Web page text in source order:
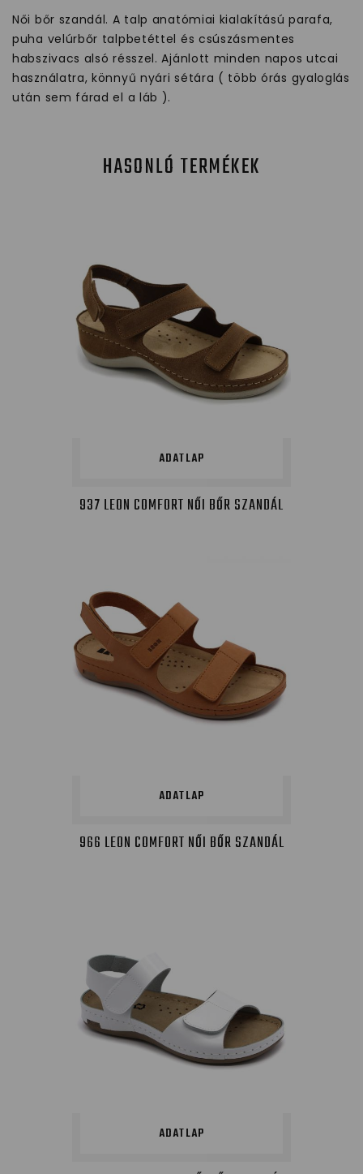
Női bőr szandál. A talp anatómiai kialakítású parafa,
puha velúrbőr talpbetéttel és csúszásmentes
habszivacs alsó résszel. Ajánlott minden napos utcai
használatra, könnyű nyári sétára ( több órás gyaloglás
után sem fárad el a láb ).
HASONLÓ TERMÉKEK
ADATLAP
937 LEON COMFORT NŐI BŐR SZANDÁL
ADATLAP
966 LEON COMFORT NŐI BŐR SZANDÁL
ADATLAP